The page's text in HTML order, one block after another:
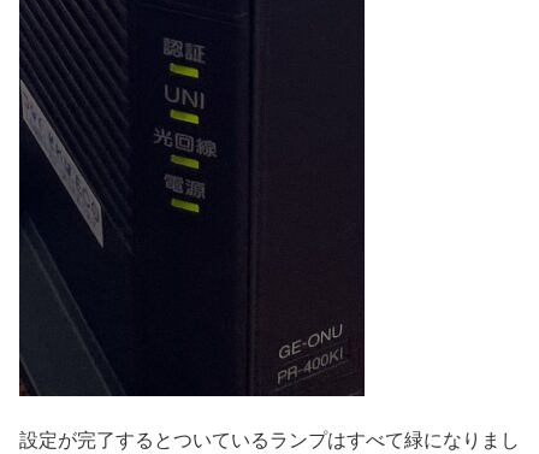
設定が完了するとついているランプはすべて緑になりまし